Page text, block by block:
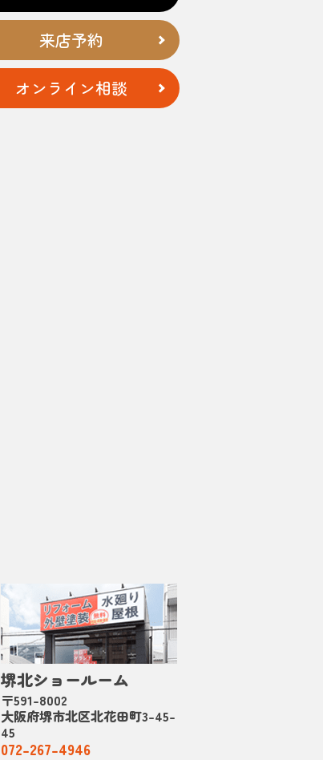
来店予約
オンライン相談
堺北ショールーム
〒591-8002
大阪府堺市北区北花田町3-45-
45
072-267-4946